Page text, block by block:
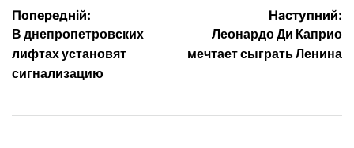
Навігація
записів
Попередній:
В днепропетровских
лифтах установят
сигнализацию
Наступний:
Леонардо Ди Каприо
мечтает сыграть Ленина